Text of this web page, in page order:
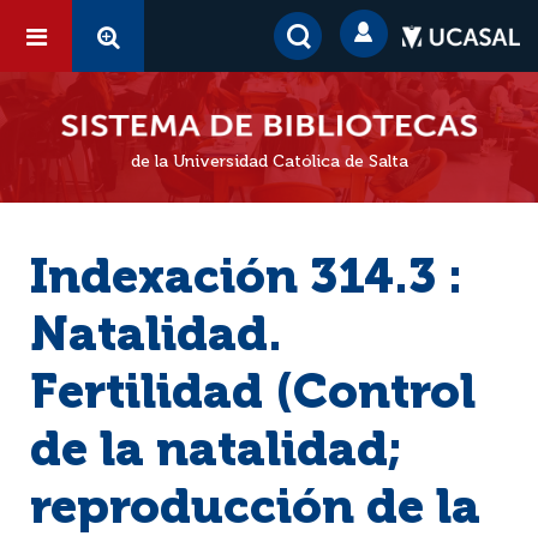
de la Universidad Católica de Salta
Indexación 314.3 :
Natalidad.
Fertilidad (Control
de la natalidad;
reproducción de la